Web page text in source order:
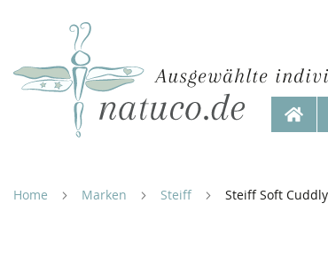
Ausgewählte
Inhalt
Home Marken Steiff Steiff Soft